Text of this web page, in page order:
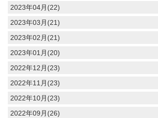
2023年04月(22)
2023年03月(21)
2023年02月(21)
2023年01月(20)
2022年12月(23)
2022年11月(23)
2022年10月(23)
2022年09月(26)